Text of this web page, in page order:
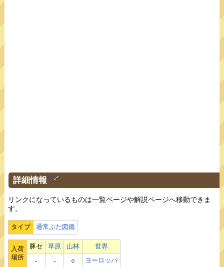
詳細情報 †
リンクになっているものは一覧ページや解説ページへ移動できま
す。
タイプ 通常ぶた図鑑
入荷
場所
豚セ 草原 山林
世界
‐
‐ ○ ヨーロッパ